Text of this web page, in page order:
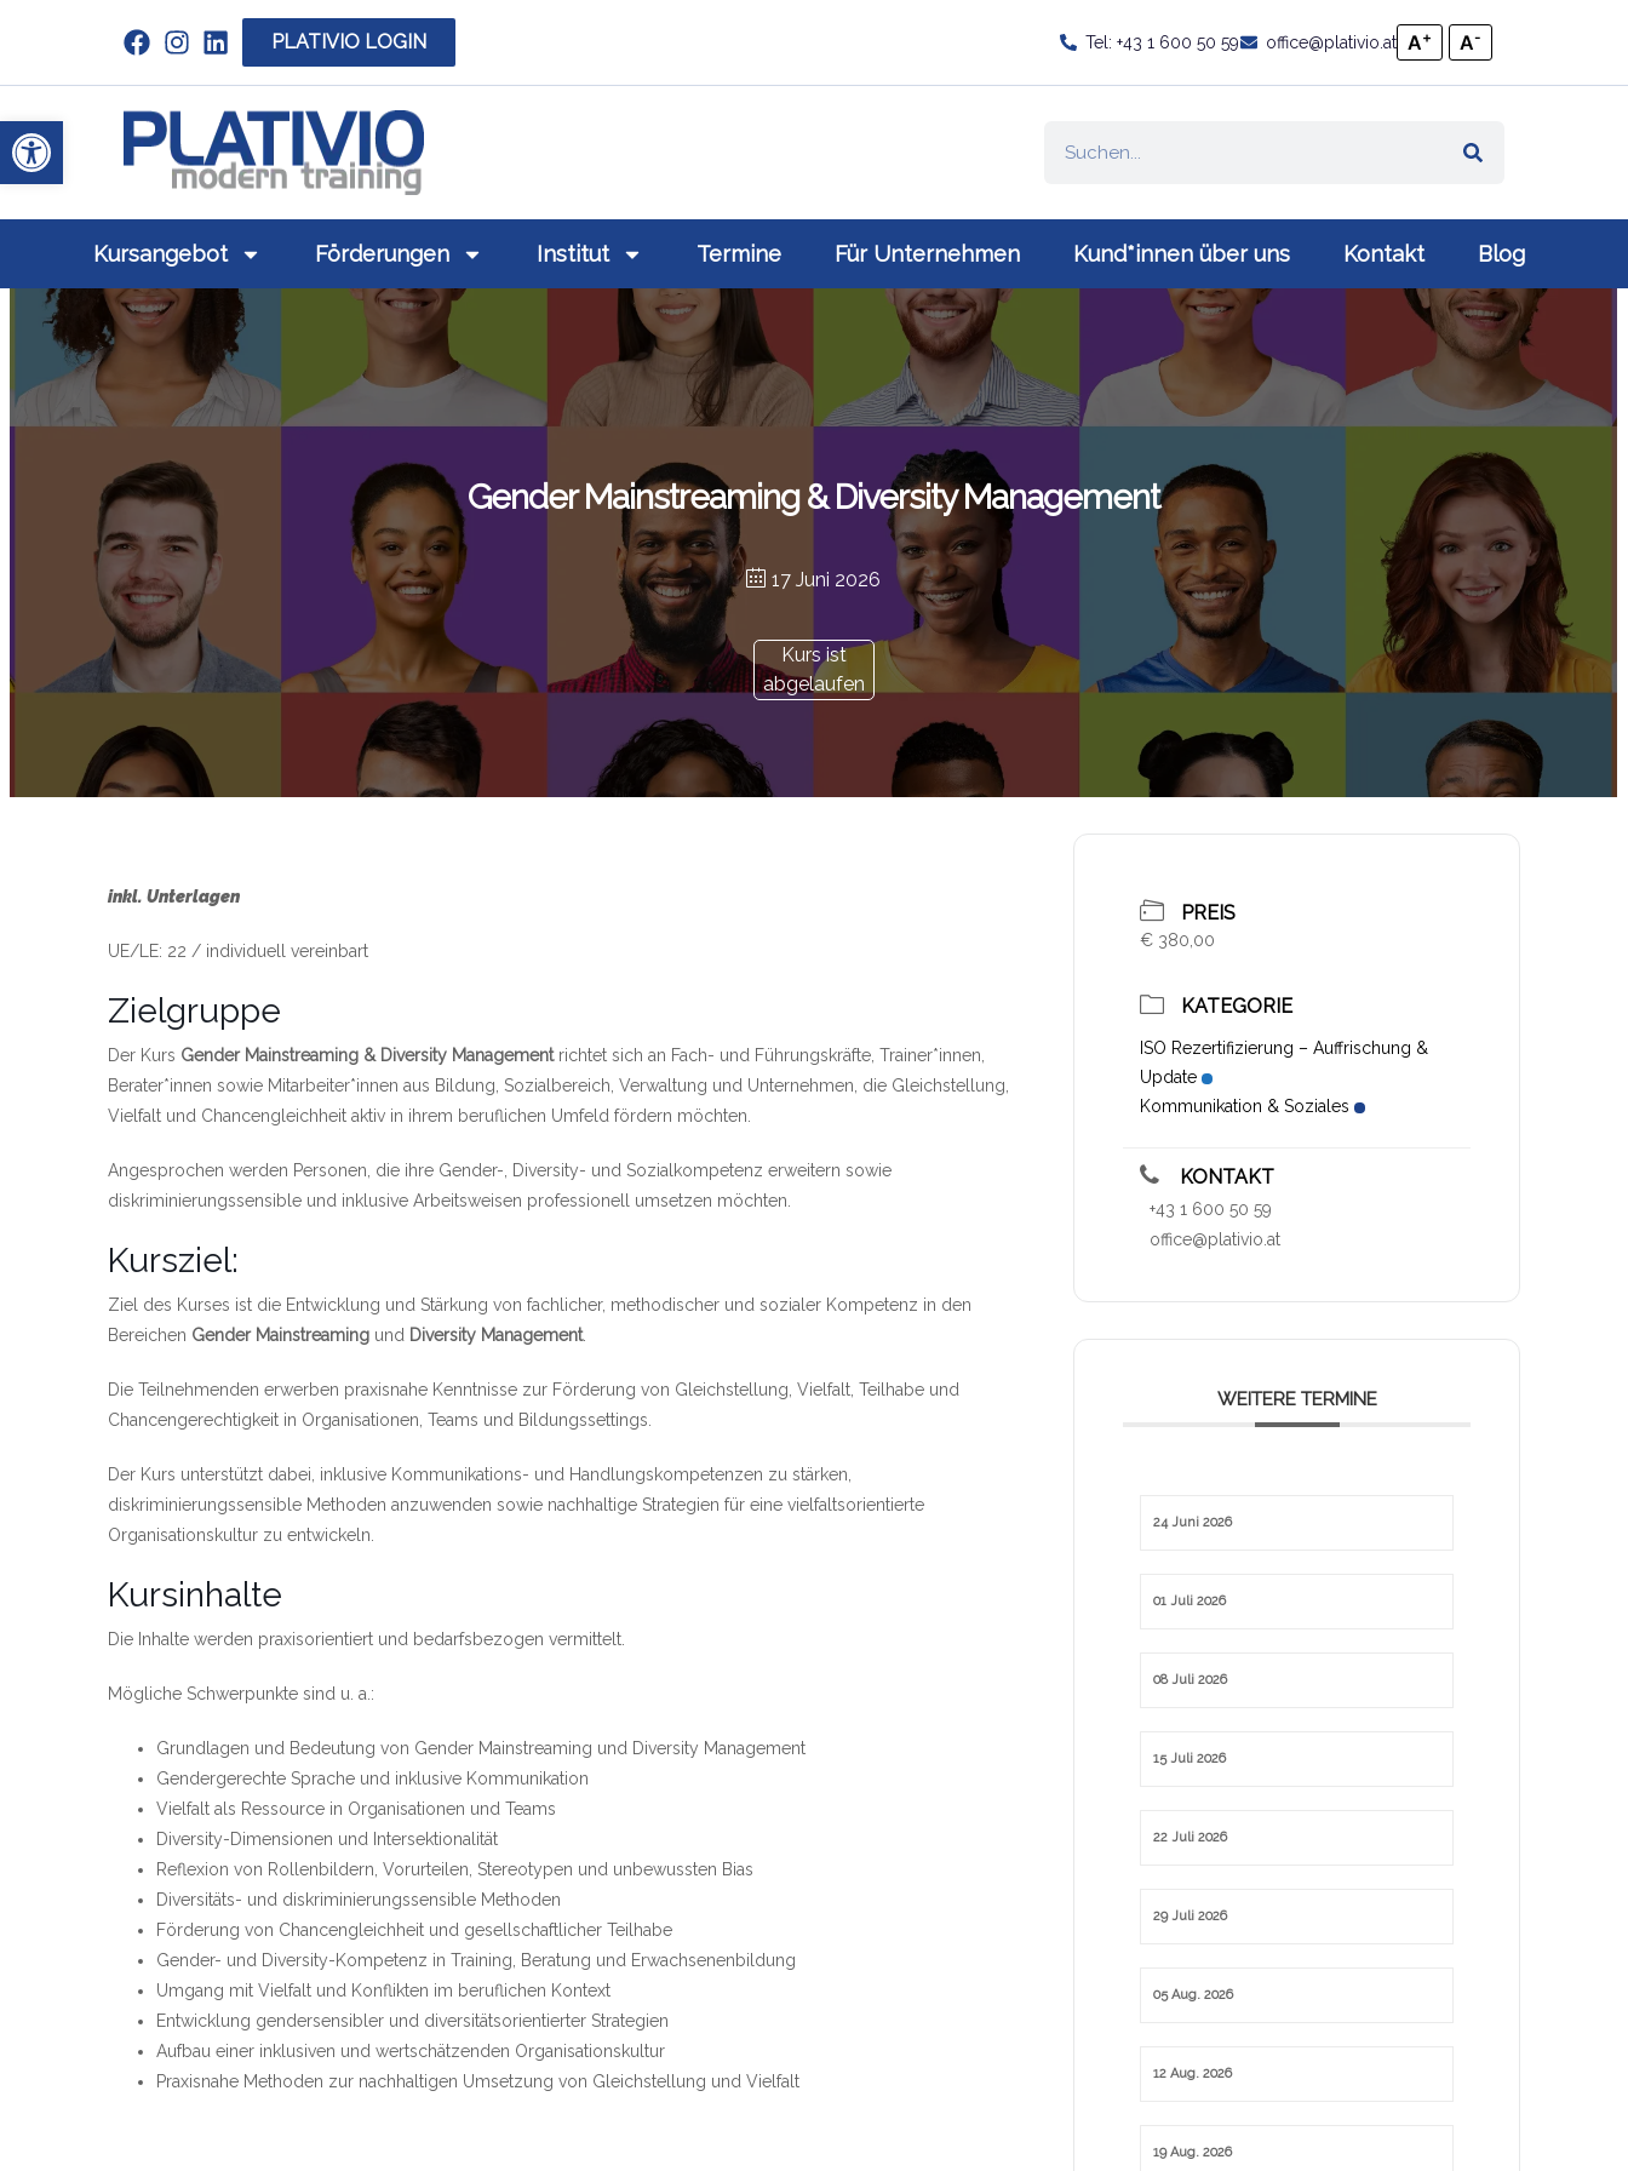
Werkzeugleiste öffnen
Link zu https://www.linkedin.com/company/plativio-modern-training-gmbh/
PLATIVIO LOGIN Tel: +43 1 600 50 59 office@plativio.at A+ A-
Link zu https://www.plativio.at
Kursangebot Förderungen Institut Termine Für Unternehmen Kund*innen über uns Kontakt Blog
Gender Mainstreaming & Diversity Management
17 Juni 2026
Kurs ist
abgelaufen
inkl. Unterlagen
UE/LE: 22 / individuell vereinbart
Zielgruppe
Der Kurs Gender Mainstreaming & Diversity Managementrichtet sich an Fach- und Führungskräfte, Trainer*innen,
Berater*innen sowie Mitarbeiter*innen aus Bildung, Sozialbereich, Verwaltung und Unternehmen, die Gleichstellung,
Vielfalt und Chancengleichheit aktiv in ihrem beruflichen Umfeld fördern möchten.
Angesprochen werden Personen, die ihre Gender-, Diversity- und Sozialkompetenz erweitern sowie
diskriminierungssensible und inklusive Arbeitsweisen professionell umsetzen möchten.
Kursziel:
Ziel des Kurses ist die Entwicklung und Stärkung von fachlicher, methodischer und sozialer Kompetenz in den
Bereichen Gender Mainstreaming und Diversity Management.
Die Teilnehmenden erwerben praxisnahe Kenntnisse zur Förderung von Gleichstellung, Vielfalt, Teilhabe und
Chancengerechtigkeit in Organisationen, Teams und Bildungssettings.
Der Kurs unterstützt dabei, inklusive Kommunikations- und Handlungskompetenzen zu stärken,
diskriminierungssensible Methoden anzuwenden sowie nachhaltige Strategien für eine vielfaltsorientierte
Organisationskultur zu entwickeln.
Kursinhalte
Die Inhalte werden praxisorientiert und bedarfsbezogen vermittelt.
Mögliche Schwerpunkte sind u. a.:
Grundlagen und Bedeutung von Gender Mainstreaming und Diversity Management
Gendergerechte Sprache und inklusive Kommunikation
Vielfalt als Ressource in Organisationen und Teams
Diversity-Dimensionen und Intersektionalität
Reflexion von Rollenbildern, Vorurteilen, Stereotypen und unbewussten Bias
Diversitäts- und diskriminierungssensible Methoden
Förderung von Chancengleichheit und gesellschaftlicher Teilhabe
Gender- und Diversity-Kompetenz in Training, Beratung und Erwachsenenbildung
Umgang mit Vielfalt und Konflikten im beruflichen Kontext
Entwicklung gendersensibler und diversitätsorientierter Strategien
Aufbau einer inklusiven und wertschätzenden Organisationskultur
Praxisnahe Methoden zur nachhaltigen Umsetzung von Gleichstellung und Vielfalt
PREIS
€ 380,00
KATEGORIE
ISO Rezertifizierung – Auffrischung &
Update
Kommunikation & Soziales
KONTAKT
+43 1 600 50 59
office@plativio.at
WEITERE TERMINE
24 Juni 2026
01 Juli 2026
08 Juli 2026
15 Juli 2026
22 Juli 2026
29 Juli 2026
05 Aug. 2026
12 Aug. 2026
19 Aug. 2026